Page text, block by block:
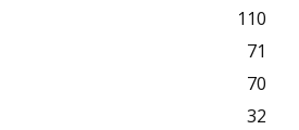
110
71
70
32